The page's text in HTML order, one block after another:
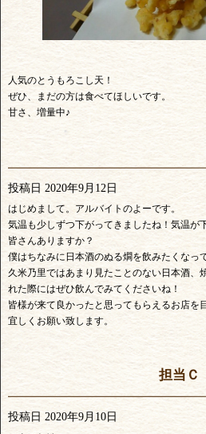
人気のとうもろこし天！
ぜひ、まだの方は食べてほしいです。
甘さ、増量中♪
投稿日 2020年9月12日
はじめまして。アルバイトのよーです。
気温も少しずつ下がってきましたね！気温が
皆さんありますか？
僕はちなみに日本酒のぬる燗を飲みたくなっ
久米乃里ではあまり見たことのない日本酒、
れた際にはぜひ飲んでみてくださいね！
皆様が来て良かったと思ってもらえるお店を
宜しくお願い致します。
担当Ｃ
投稿日 2020年9月10日